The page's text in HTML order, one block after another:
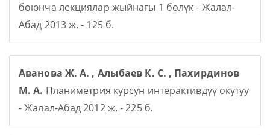
боюнча лекциялар жыйнагы 1 бөлүк - Жалал-
Абад 2013 ж. - 125 б.
Аванова Ж. А. , Алыбаев К. С. , Пахирдинов
М. А. Планиметрия курсун интерактивдүү окутуу
- Жалал-Абад 2012 ж. - 225 б.